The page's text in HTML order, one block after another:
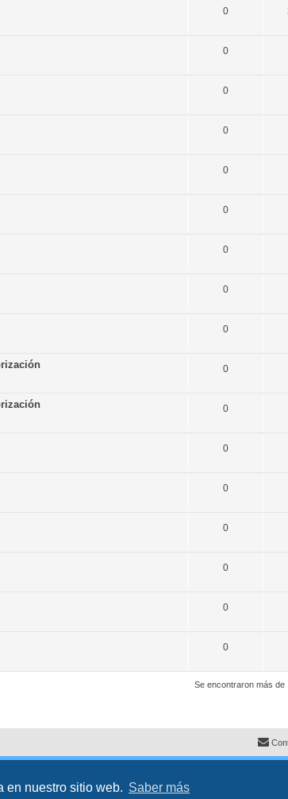
en nuestro sitio web. Saber más
0
0
0
0
0
0
0
0
0
0
0
0
0
0
0
0
0
Se encontraron más de